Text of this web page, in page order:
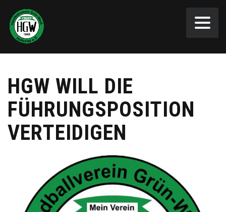
HGW WILL DIE
FÜHRUNGSPOSITION
VERTEIDIGEN